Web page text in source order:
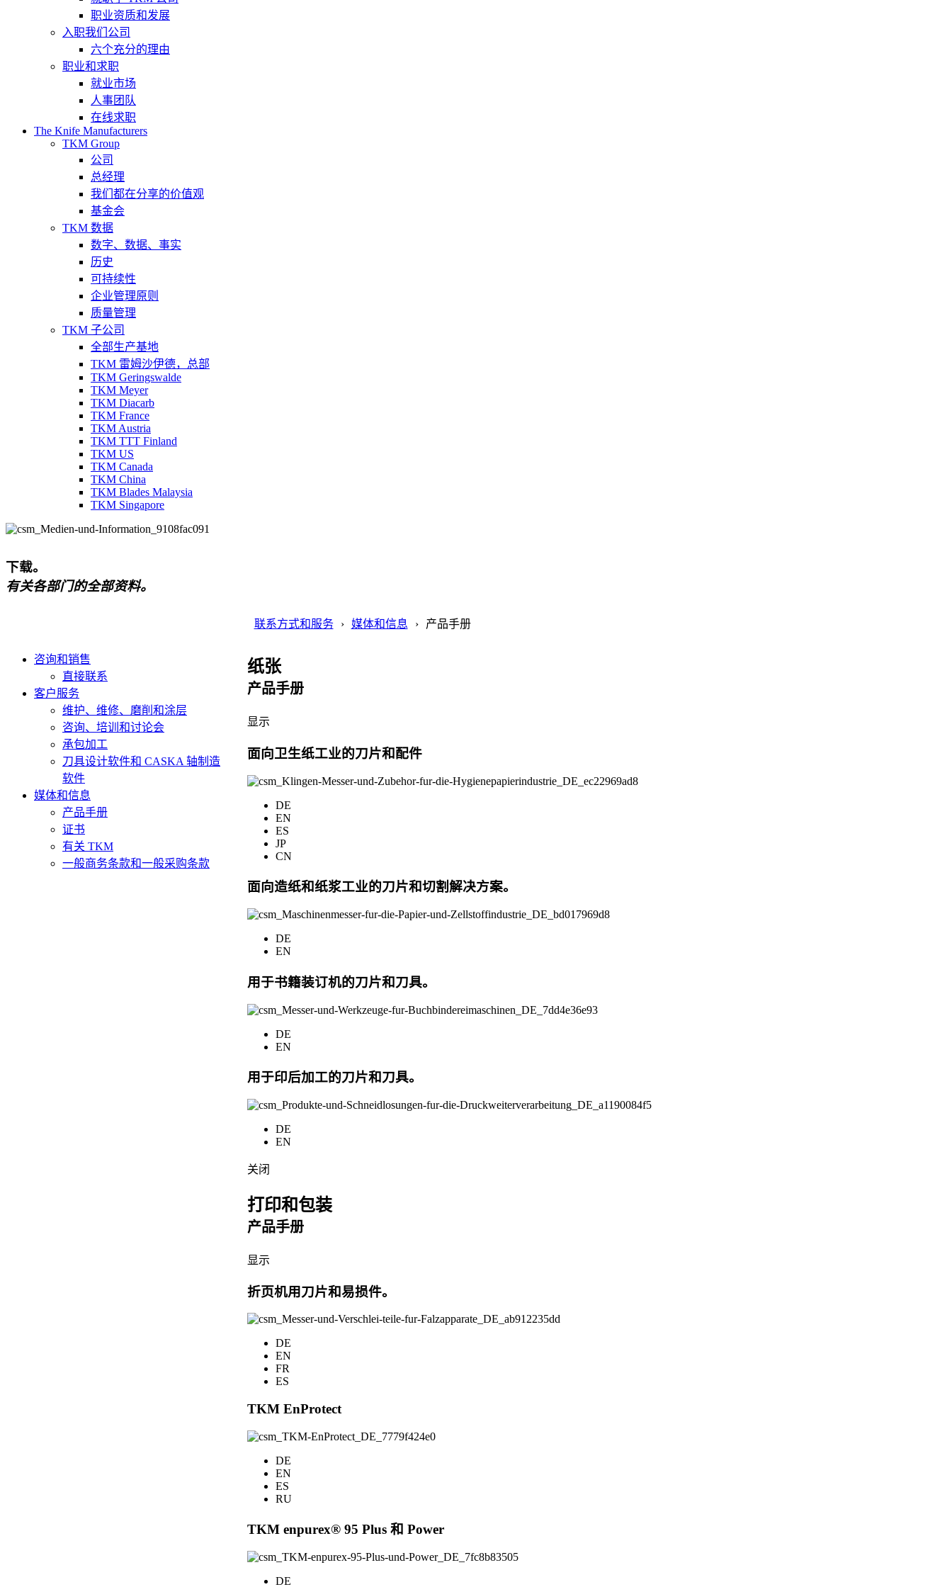
职业资质和发展
入职我们公司
六个充分的理由
职业和求职
就业市场
人事团队
在线求职
The Knife Manufacturers
TKM Group
公司
总经理
我们都在分享的价值观
基金会
TKM 数据
数字、数据、事实
历史
可持续性
企业管理原则
质量管理
TKM 子公司
全部生产基地
TKM 雷姆沙伊德，总部
TKM Geringswalde
TKM Meyer
TKM Diacarb
TKM France
TKM Austria
TKM TTT Finland
TKM US
TKM Canada
TKM China
TKM Blades Malaysia
TKM Singapore
下载。
有关各部门的全部资料。
联系方式和服务 媒体和信息 产品手册
咨询和销售
直接联系
客户服务
维护、维修、磨削和涂层
咨询、培训和讨论会
承包加工
刀具设计软件和 CASKA 轴制造
软件
媒体和信息
产品手册
证书
有关 TKM
一般商务条款和一般采购条款
纸张
产品手册
显示
面向卫生纸工业的刀片和配件
DE
EN
ES
JP
CN
面向造纸和纸浆工业的刀片和切割解决方案。
DE
EN
用于书籍装订机的刀片和刀具。
DE
EN
用于印后加工的刀片和刀具。
DE
EN
关闭
打印和包装
产品手册
显示
折页机用刀片和易损件。
DE
EN
FR
ES
TKM EnProtect
DE
EN
ES
RU
TKM enpurex® 95 Plus 和 Power
DE